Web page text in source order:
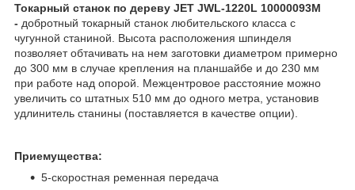
Токарный станок по дереву JET JWL-1220L 10000093M
- добротный токарный станок любительского класса с
чугунной станиной. Высота расположения шпинделя
позволяет обтачивать на нем заготовки диаметром примерно
до 300 мм в случае крепления на планшайбе и до 230 мм
при работе над опорой. Межцентровое расстояние можно
увеличить со штатных 510 мм до одного метра, установив
удлинитель станины (поставляется в качестве опции).
Приемущества:
5-скоростная ременная передача